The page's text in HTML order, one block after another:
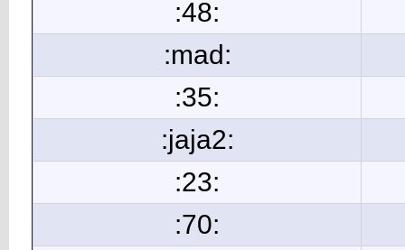
:48:
:mad:
:35:
:jaja2:
:23:
:70: